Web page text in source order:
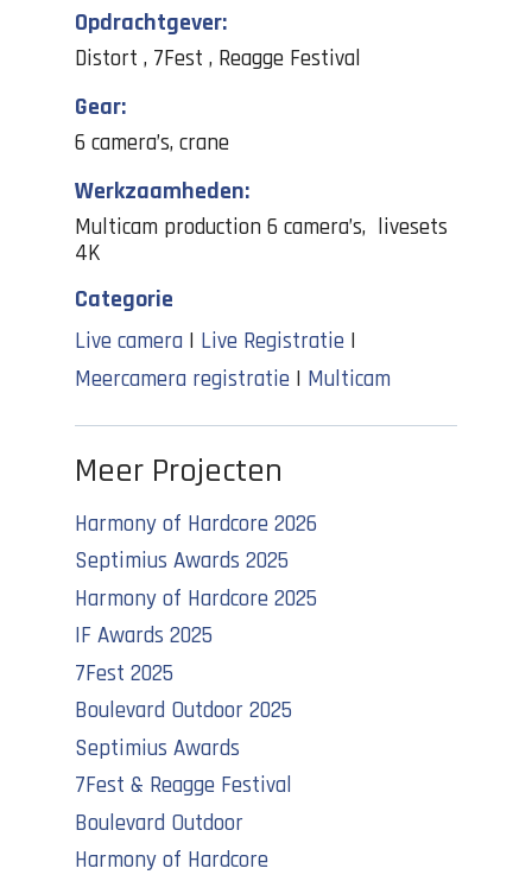
Opdrachtgever:
Distort , 7Fest , Reagge Festival
Gear:
6 camera’s, crane
Werkzaamheden:
Multicam production 6 camera’s, livesets
4K
Categorie
Live camera | Live Registratie |
Meercamera registratie | Multicam
Meer Projecten
Harmony of Hardcore 2026
Septimius Awards 2025
Harmony of Hardcore 2025
IF Awards 2025
7Fest 2025
Boulevard Outdoor 2025
Septimius Awards
7Fest & Reagge Festival
Boulevard Outdoor
Harmony of Hardcore